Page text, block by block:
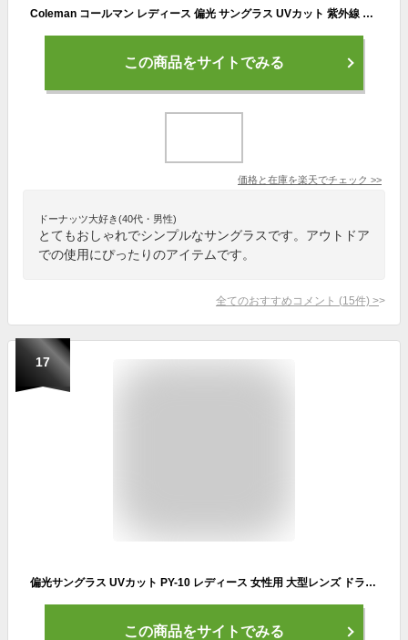
Coleman コールマン レディース 偏光 サングラス UVカット 紫外線 カット スポーツ 【 Coleman CLA01 】 おしゃれ かわいい ブランド UV400 CLA01-1 CLA01-2 CLA01-3 定形外 送料無料
この商品をサイトでみる
価格と在庫を楽天でチェック >>
ドーナッツ大好き(40代・男性)
とてもおしゃれでシンプルなサングラスです。アウトドア
での使用にぴったりのアイテムです。
全てのおすすめコメント (15件) >
17
偏光サングラス UVカット PY-10 レディース 女性用 大型レンズ ドライブ 釣り 偏光 グラス POLA POLA LADY [ポラポラレディ]
この商品をサイトでみる